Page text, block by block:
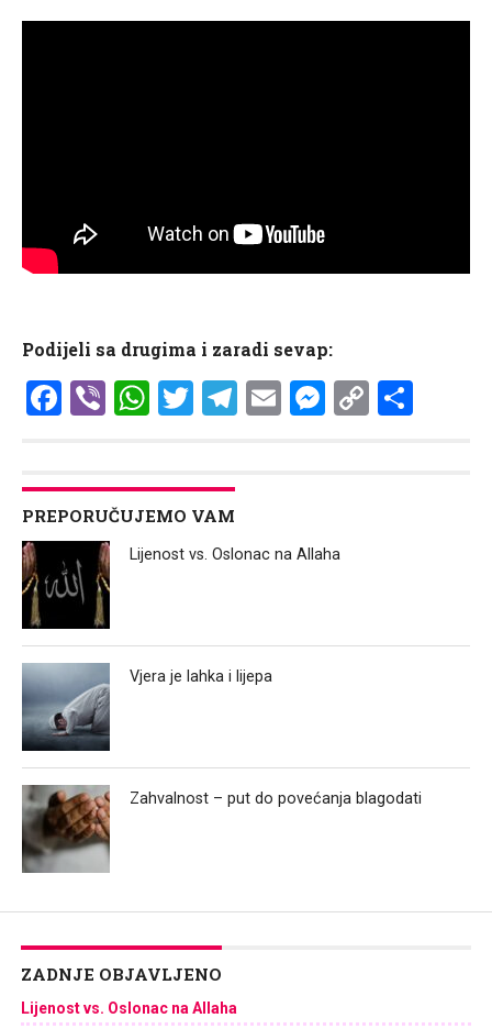
Podijeli sa drugima i zaradi sevap:
Facebook
ViberWhatsApp
Twitter
Telegram
EmailCopy
PREPORUČUJEMO VAM
Lijenost vs. Oslonac na Allaha
Vjera je lahka i lijepa
Zahvalnost – put do povećanja blagodati
ZADNJE OBJAVLJENO
Lijenost vs. Oslonac na Allaha